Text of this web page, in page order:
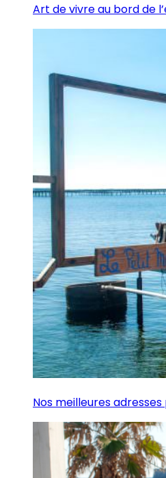
Art de vivre au bord de
Nos meilleures